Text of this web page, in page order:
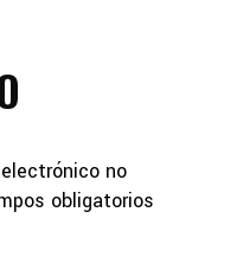
no
obligatorios